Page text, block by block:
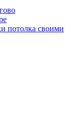
потолка своими